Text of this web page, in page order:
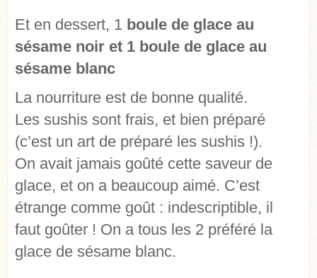
Et en dessert, 1 boule de glace au
sésame noir et 1 boule de glace au
sésame blanc
La nourriture est de bonne qualité.
Les sushis sont frais, et bien préparé
(c’est un art de préparé les sushis !).
On avait jamais goûté cette saveur de
glace, et on a beaucoup aimé. C’est
étrange comme goût : indescriptible, il
faut goûter ! On a tous les 2 préféré la
glace de sésame blanc.